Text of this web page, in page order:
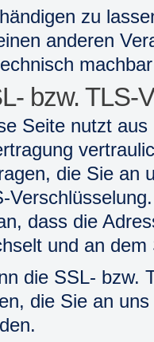
zu
anderen
bzw. TLS-
Seite nutzt
die Sie an
dass die
und an
die SSL- bzw.
die Sie an